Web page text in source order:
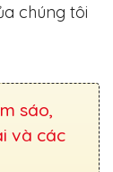
chúng tôi
sáo,
và các